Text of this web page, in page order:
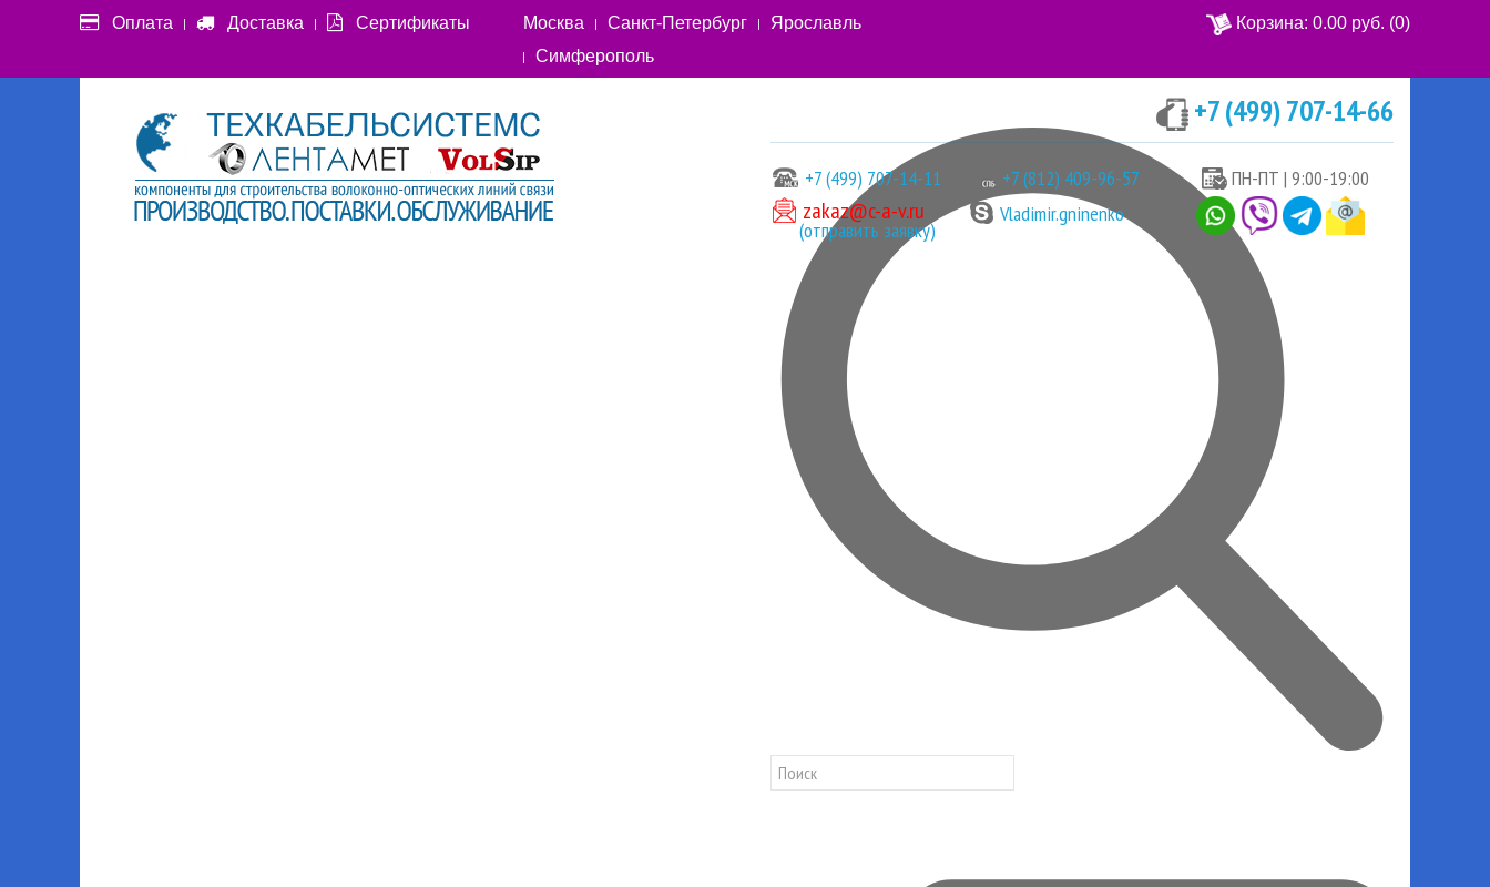
Оплата Доставка Сертификаты Москва Санкт-Петербург
Ярославль
Симферополь
Корзина: 0.00 руб. (0)
+7 (499) 707-14-66
+7 (499) 707-14-11 +7 (812) 409-96-57 ПН-ПТ | 9:00-19:00
zakaz@c-a-v.ru
(отправить заявку)
Vladimir.gninenko